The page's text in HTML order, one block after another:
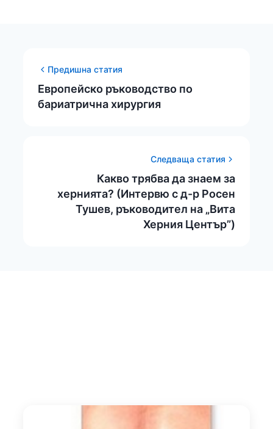
Предишна статия
Eвропейско ръководство по
бариатрична хирургия
Следваща статия
Какво трябва да знаем за
хернията? (Интервю с д-р Росен
Тушев, ръководител на „Вита
Херния Център”)